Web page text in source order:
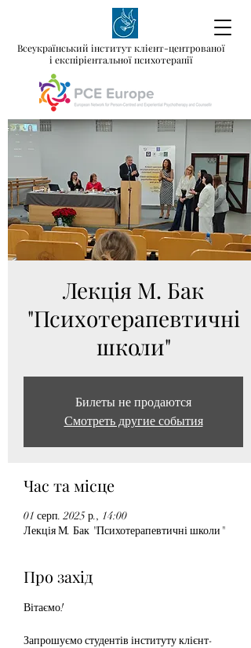
Всеукраїнський інститут клієнт-центрованої
і експірієнтальної психотерапії
Лекція М. Бак
"Психотерапевтичні
школи"
Билеты не продаются
Смотреть другие события
Час та місце
01 серп. 2025 р., 14:00
Лекція М. Бак "Психотерапевтичні школи"
Про захід
Вітаємо!
Запрошуємо студентів інституту клієнт-